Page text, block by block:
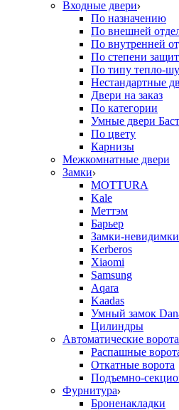
Входные двери
По назначению
По внешней
По внутренней
По степени
По типу тепло-
Нестандартные
Двери на заказ
По категории
Умные двери
По цвету
Карнизы
Межкомнатные двери
Замки
MOTTURA
Kale
Меттэм
Барьер
Замки-невидимки
Kerberos
Xiaomi
Samsung
Aqara
Kaadas
Умный замок
Цилиндры
Автоматические ворота
Распашные
Откатные ворота
Подъемно-
Фурнитура
Броненакладки